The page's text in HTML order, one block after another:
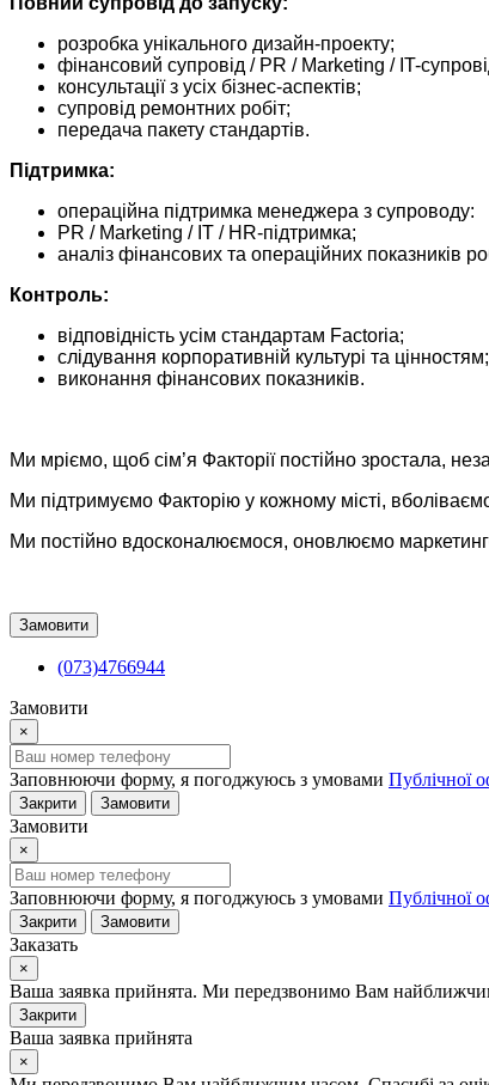
розробка унікального дизайн-проекту;
фінансовий супровід / PR / Marketing / IT-
консультації з усіх бізнес-аспектів;
супровід ремонтних робіт;
передача пакету стандартів.
Підтримка:
операційна підтримка менеджера з супроводу:
PR / Marketing / IT / HR-підтримка;
аналіз фінансових та операційних показників
Контроль:
відповідність усім стандартам Factoria;
слідування корпоративній культурі та цінностям;
виконання фінансових показників.
Ми мріємо, щоб сім’я Факторії постійно зростала,
Ми підтримуємо Факторію у кожному місті,
Ми постійно вдосконалюємося, оновлюємо
Замовити
(073)4766944
Замовити
×
Заповнюючи форму, я погоджуюсь з умовами Публічної
Закрити Замовити
Замовити
×
Заповнюючи форму, я погоджуюсь з умовами Публічної
Закрити Замовити
Заказать
×
Ваша заявка прийнята. Ми передзвонимо Вам
Закрити
Ваша заявка прийнята
×